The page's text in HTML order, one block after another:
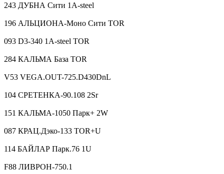
243 ДУБНА Сити 1A-steel
196 АЛЬЦИОНА-Моно Сити TOR
093 D3-340 1A-steel TOR
284 КАЛЬМА База TOR
V53 VEGA.OUT-725.D430DnL
104 СРЕТЕНКА-90.108 2Sr
151 КАЛЬМА-1050 Парк+ 2W
087 КРАЦ.Дэко-133 TOR+U
114 БАЙЛАР Парк.76 1U
F88 ЛИВРОН-750.1